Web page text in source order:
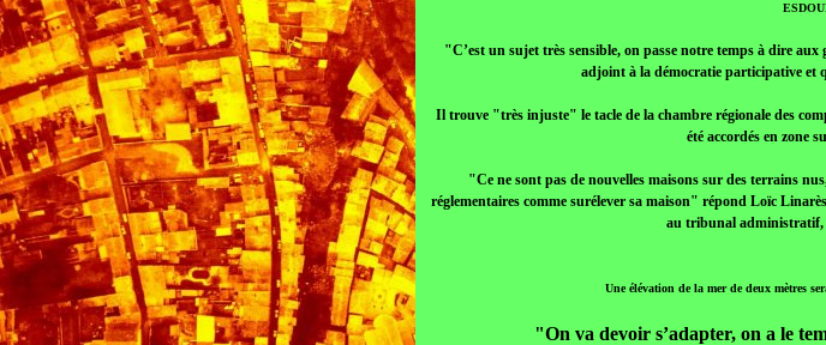
"C’est un sujet très sensible, on passe notre temps à dire
adjoint à la démocratie participative et
Il trouve "très injuste" le tacle de la chambre régionale des
été accordés en zone
"Ce ne sont pas de nouvelles maisons sur des terrains
réglementaires comme surélever sa maison" répond Loïc
au tribunal administratif,
Une élévation de la mer de deux mètres
"On va devoir s’adapter, on a le